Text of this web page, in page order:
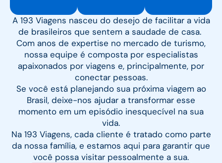
A 193 Viagens nasceu do desejo de facilitar a vida
de brasileiros que sentem a saudade de casa.
Com anos de expertise no mercado de turismo,
nossa equipe é composta por especialistas
apaixonados por viagens e, principalmente, por
conectar pessoas.
Se você está planejando sua próxima viagem ao
Brasil, deixe-nos ajudar a transformar esse
momento em um episódio inesquecível na sua
vida.
Na 193 Viagens, cada cliente é tratado como parte
da nossa família, e estamos aqui para garantir que
você possa visitar pessoalmente a sua.